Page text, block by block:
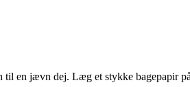
en jævn dej. Læg et stykke bagepapir